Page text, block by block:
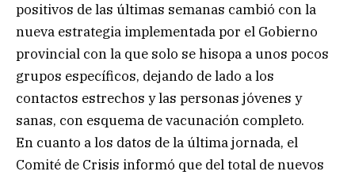
positivos de las últimas semanas cambió con la
nueva estrategia implementada por el Gobierno
provincial con la que solo se hisopa a unos pocos
grupos específicos, dejando de lado a los
contactos estrechos y las personas jóvenes y
sanas, con esquema de vacunación completo.
En cuanto a los datos de la última jornada, el
Comité de Crisis informó que del total de nuevos